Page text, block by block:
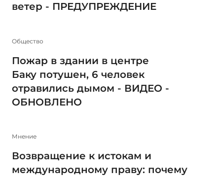
ветер - ПРЕДУПРЕЖДЕНИЕ
Общество
Пожар в здании в центре
Баку потушен, 6 человек
отравились дымом - ВИДЕО -
ОБНОВЛЕНО
Мнение
Возвращение к истокам и
международному праву: почему